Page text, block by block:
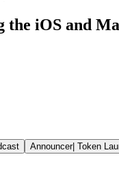
iOS and
Announcer| Token